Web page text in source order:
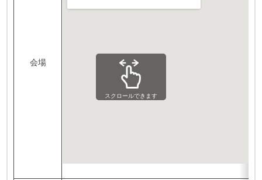
会場
スクロールできます